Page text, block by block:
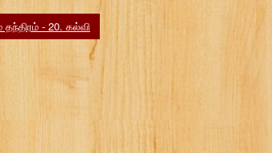
தந்திரம் - 20. கல்வி